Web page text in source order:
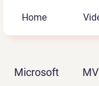
Home
Microsoft